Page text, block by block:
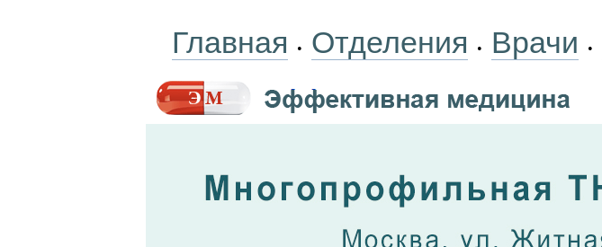
Главная • Отделения • Врачи •